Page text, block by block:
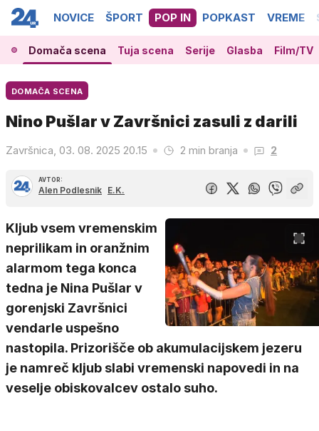
NOVICE ŠPORT POP IN POPKAST VREME
Domača scena Tuja scena Serije Glasba Film/TV
DOMAČA SCENA
Nino Pušlar v Završnici zasuli z darili
Završnica, 03. 08. 2025 20.15 2 min branja 2
AVTOR:
Alen Podlesnik E.K.
Kljub vsem vremenskim
neprilikam in oranžnim
alarmom tega konca
tedna je Nina Pušlar v
gorenjski Završnici
vendarle uspešno
nastopila. Prizorišče ob akumulacijskem jezeru
je namreč kljub slabi vremenski napovedi in na
veselje obiskovalcev ostalo suho.